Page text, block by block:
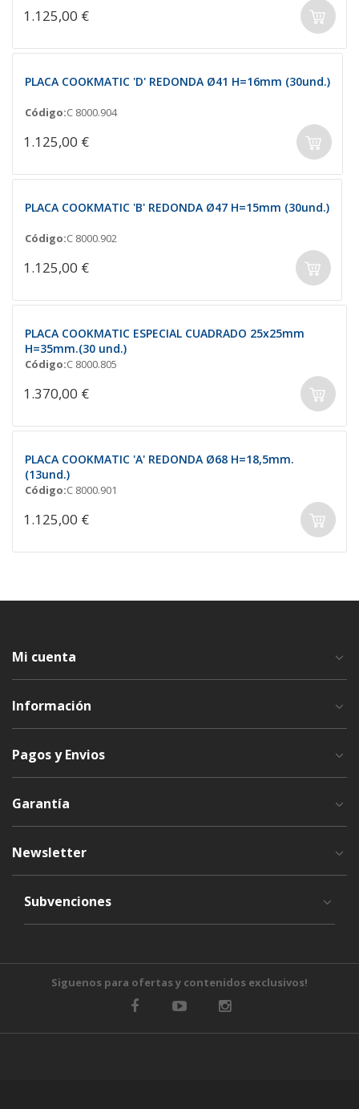
1.125,00 €
PLACA COOKMATIC 'D' REDONDA Ø41 H=16mm (30und.)
Código:C 8000.904
1.125,00 €
PLACA COOKMATIC 'B' REDONDA Ø47 H=15mm (30und.)
Código:C 8000.902
1.125,00 €
PLACA COOKMATIC ESPECIAL CUADRADO 25x25mm
H=35mm.(30 und.)
Código:C 8000.805
1.370,00 €
PLACA COOKMATIC 'A' REDONDA Ø68 H=18,5mm.
(13und.)
Código:C 8000.901
1.125,00 €
Mi cuenta
Información
Pagos y Envios
Garantía
Newsletter
Subvenciones
Siguenos para ofertas y contenidos exclusivos!